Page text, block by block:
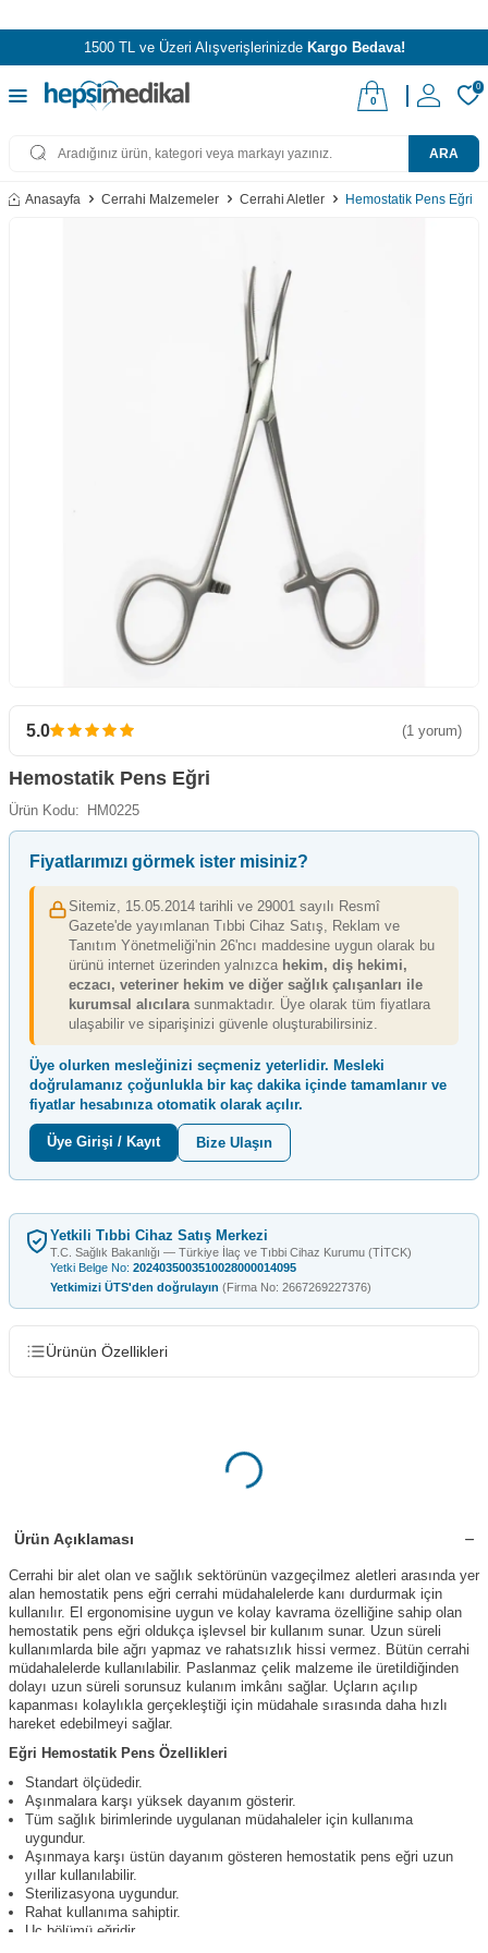
1500 TL ve Üzeri Alışverişlerinizde Kargo Bedava!
ARA
0
0
Anasayfa Cerrahi Malzemeler Cerrahi Aletler Hemostatik Pens Eğri
5.0 (1 yorum)
Hemostatik Pens Eğri
Ürün Kodu: HM0225
Fiyatlarımızı görmek ister misiniz?
Sitemiz, 15.05.2014 tarihli ve 29001 sayılı Resmî
Gazete'de yayımlanan Tıbbi Cihaz Satış, Reklam ve
Tanıtım Yönetmeliği'nin 26'ncı maddesine uygun olarak bu
ürünü internet üzerinden yalnızca hekim, diş hekimi,
eczacı, veteriner hekim ve diğer sağlık çalışanları ile
kurumsal alıcılarasunmaktadır. Üye olarak tüm fiyatlara
ulaşabilir ve siparişinizi güvenle oluşturabilirsiniz.
Üye olurken mesleğinizi seçmeniz yeterlidir. Mesleki
doğrulamanız çoğunlukla bir kaç dakika içinde tamamlanır ve
fiyatlar hesabınıza otomatik olarak açılır.
Üye Girişi / Kayıt Bize Ulaşın
Yetkili Tıbbi Cihaz Satış Merkezi
T.C. Sağlık Bakanlığı — Türkiye İlaç ve Tıbbi Cihaz Kurumu (TİTCK)
Yetki Belge No: 2024035003510028000014095
Yetkimizi ÜTS'den doğrulayın (Firma No: 2667269227376)
Ürünün Özellikleri
Ürün Açıklaması
Cerrahi bir alet olan ve sağlık sektörünün vazgeçilmez aletleri arasında yer
alan hemostatik pens eğri cerrahi müdahalelerde kanı durdurmak için
kullanılır. El ergonomisine uygun ve kolay kavrama özelliğine sahip olan
hemostatik pens eğri oldukça işlevsel bir kullanım sunar. Uzun süreli
kullanımlarda bile ağrı yapmaz ve rahatsızlık hissi vermez. Bütün cerrahi
müdahalelerde kullanılabilir. Paslanmaz çelik malzeme ile üretildiğinden
dolayı uzun süreli sorunsuz kulanım imkânı sağlar. Uçların açılıp
kapanması kolaylıkla gerçekleştiği için müdahale sırasında daha hızlı
hareket edebilmeyi sağlar.
Eğri Hemostatik Pens Özellikleri
Standart ölçüdedir.
Aşınmalara karşı yüksek dayanım gösterir.
Tüm sağlık birimlerinde uygulanan müdahaleler için kullanıma
uygundur.
Aşınmaya karşı üstün dayanım gösteren hemostatik pens eğri uzun
yıllar kullanılabilir.
Sterilizasyona uygundur.
Rahat kullanıma sahiptir.
Uç bölümü eğridir.